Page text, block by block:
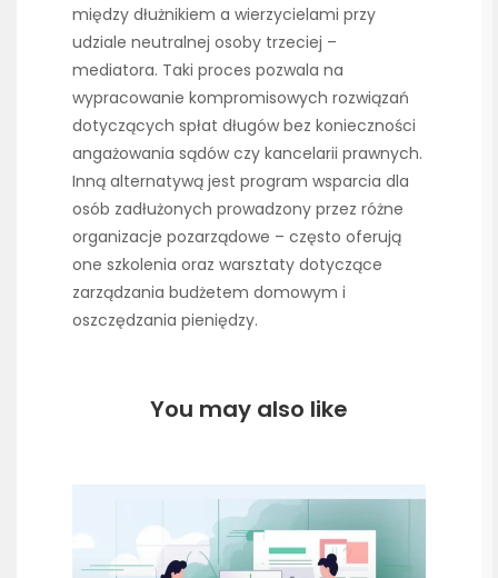
między dłużnikiem a wierzycielami przy
udziale neutralnej osoby trzeciej –
mediatora. Taki proces pozwala na
wypracowanie kompromisowych rozwiązań
dotyczących spłat długów bez konieczności
angażowania sądów czy kancelarii prawnych.
Inną alternatywą jest program wsparcia dla
osób zadłużonych prowadzony przez różne
organizacje pozarządowe – często oferują
one szkolenia oraz warsztaty dotyczące
zarządzania budżetem domowym i
oszczędzania pieniędzy.
You may also like